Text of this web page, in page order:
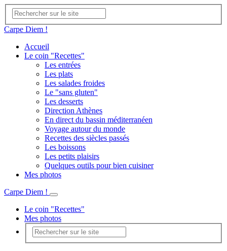
Carpe Diem !
Accueil
Le coin "Recettes"
Les entrées
Les plats
Les salades froides
Le "sans gluten"
Les desserts
Direction Athènes
En direct du bassin méditerranéen
Voyage autour du monde
Recettes des siècles passés
Les boissons
Les petits plaisirs
Quelques outils pour bien cuisiner
Mes photos
Carpe Diem !
Le coin "Recettes"
Mes photos